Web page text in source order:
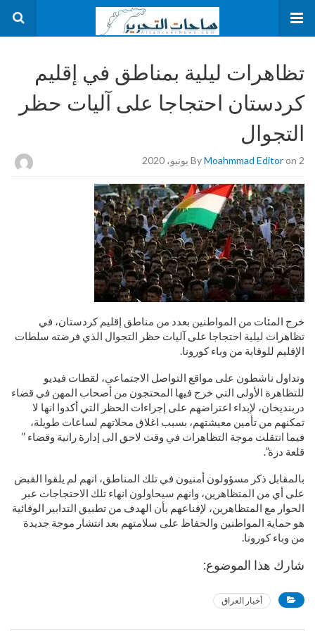
تظاهرات ليلية بمناطق في إقليم
كردستان احتجاجا على آليات حظر
التجوال
ByMoahmmad Editoron 2 يونيو، 2020
خرج المئات من المواطنين بعدد من مناطق إقليم كردستان، في
تظاهرات ليلية احتجاجا على آليات حظر التجوال الذي فرضته سلطات
الإقليم للوقاية من وباء كورونا.
وتداول ناشطون على مواقع التواصل الاجتماعي، لقطات فيديو
للتظاهرة الأولى التي خرج فيها المحتجون من أصحاب المهن في قضاء
دربنديخان، لإبداء اعتراضهم على إجراءات الحظر التي أكدوا انها لا
تمكنهم من تأمين معيشتهم، بسبب اغلاق محلاتهم لساعات طويلة،
فيما انتقلت موجة التظاهرات في وقت لاحق الى إدارة رانية وقضاء ”
قلعة دزة”.
بالمقابل ذكر مسؤولون أمنيون في تلك المناطق، انهم لم يلقوا القبض
على أي من المتظاهرين، وانهم سيحاولون انهاء تلك الاحتجاجات عبر
الحوار مع المتظاهرين، لإقناعهم بأن الهدف من تطبيق التدابير الوقائية
هو حماية المواطنين والحفاظ على سلامتهم بعد انتشار موجة جديدة
من وباء كورونا.
شارك هذا الموضوع:
أخبار العراق